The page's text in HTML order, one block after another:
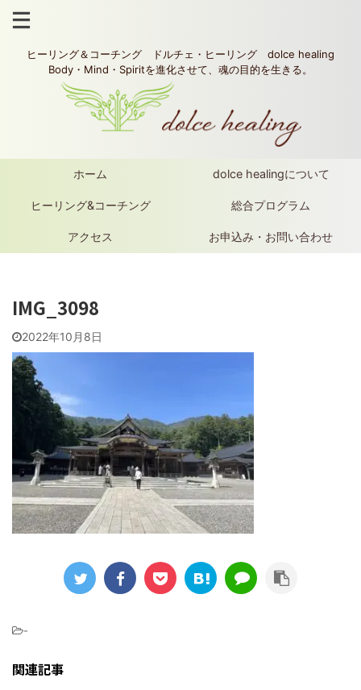
ヒーリング＆コーチング ドルチェ・ヒーリング dolce healing
Body・Mind・Spiritを進化させて、魂の目的を生きる。
ホーム dolce healingについて
ヒーリング&コーチング 総合プログラム
アクセス お申込み・お問い合わせ
IMG_3098
2022年10月8日
-
関連記事